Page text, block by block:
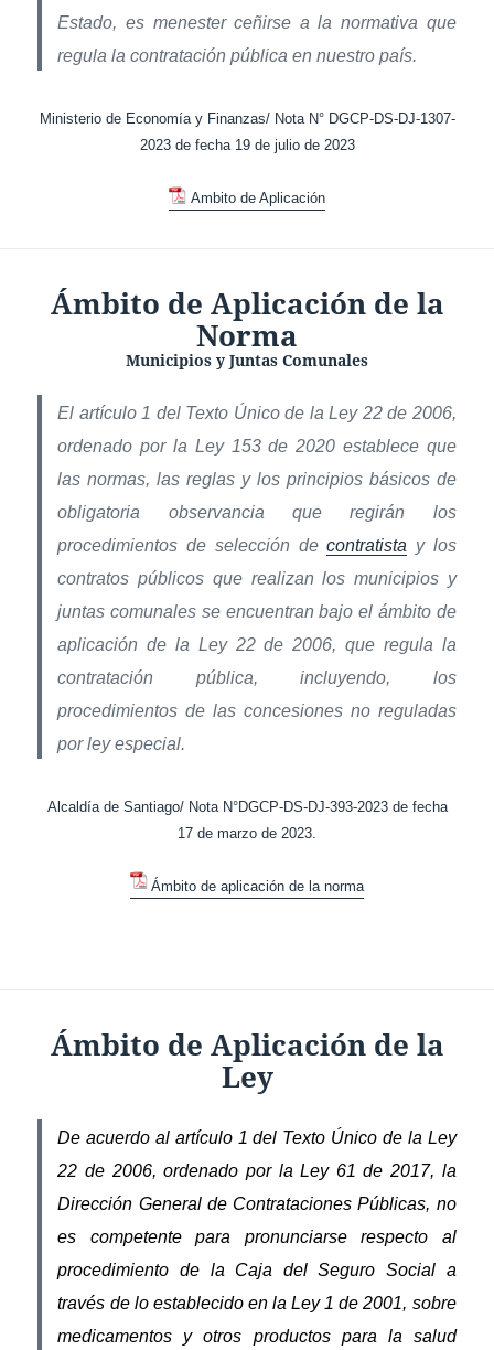
Estado, es menester ceñirse a la normativa que
regula la contratación pública en nuestro país.
Ministerio de Economía y Finanzas/ Nota N° DGCP-DS-DJ-1307-
2023 de fecha 19 de julio de 2023
Ambito de Aplicación
Ámbito de Aplicación de la
Norma
Municipios y Juntas Comunales
El artículo 1 del Texto Único de la Ley 22 de 2006,
ordenado por la Ley 153 de 2020 establece que
las normas, las reglas y los principios básicos de
obligatoria observancia que regirán los
procedimientos de selección decontratista y los
contratos públicos que realizan los municipios y
juntas comunales se encuentran bajo el ámbito de
aplicación de la Ley 22 de 2006, que regula la
contratación pública, incluyendo, los
procedimientos de las concesiones no reguladas
por ley especial.
Alcaldía de Santiago/ Nota N°DGCP-DS-DJ-393-2023 de fecha
17 de marzo de 2023.
Ámbito de aplicación de la norma
Ámbito de Aplicación de la
Ley
De acuerdo al artículo 1 del Texto Único de la Ley
22 de 2006, ordenado por la Ley 61 de 2017, la
Dirección General de Contrataciones Públicas, no
es competente para pronunciarse respecto al
procedimiento de la Caja del Seguro Social a
través de lo establecido en la Ley 1 de 2001, sobre
medicamentos y otros productos para la salud